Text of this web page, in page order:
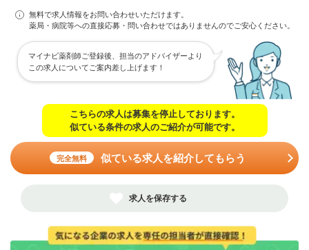
無料で求人情報をお問い合わせいただけます。
薬局・病院等への直接応募・問い合わせではありませんのでご安心ください。
マイナビ薬剤師ご登録後、担当のアドバイザーより
この求人についてご案内差し上げます！
こちらの求人は募集を停止しております。
似ている条件の求人のご紹介が可能です。
完全無料 似ている求人を紹介してもらう
求人を保存する